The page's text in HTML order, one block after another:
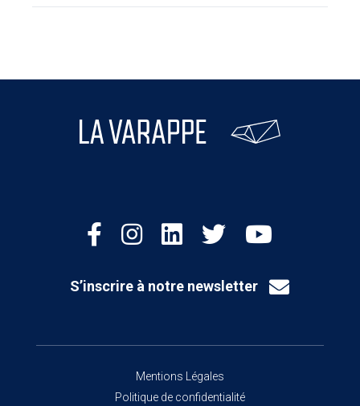
S’inscrire à notre newsletter
Mentions Légales
Politique de confidentialité